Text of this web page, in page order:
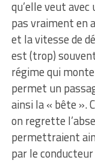
qu’elle veut
pas vraiment en
et la vitesse de
est (trop)
régime qui
permet un
ainsi la « bête ».
on regrette
permettraient
par le